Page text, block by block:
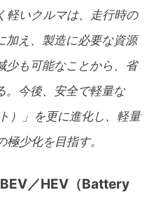
軽いクルマは、走行時の
加え、製造に必要な資源
少も可能なことから、省
。今後、安全で軽量な
）」を更に進化し、軽量
少化を目指す。
／HEV（Battery